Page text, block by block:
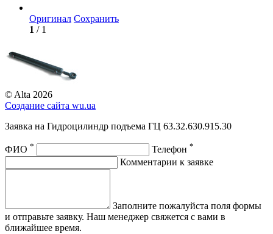
Оригинал Сохранить
1 / 1
© Alta 2026
Создание сайта wu.ua
Заявка на Гидроцилиндр подъема ГЦ 63.32.630.915.30
ФИО * Телефон *
Комментарии к заявке
Заполните пожалуйста поля формы
и отправьте заявку. Наш менеджер свяжется с вами в
ближайшее время.